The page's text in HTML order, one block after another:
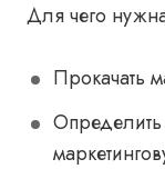
Для чего
Прокачать